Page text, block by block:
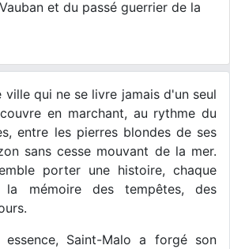
et du passé guerrier de la
ville qui ne se livre jamais d'un seul
en marchant, au rythme du
entre les pierres blondes de ses
sans cesse mouvant de la mer.
porter une histoire, chaque
la mémoire des tempêtes, des
Saint-Malo a forgé son